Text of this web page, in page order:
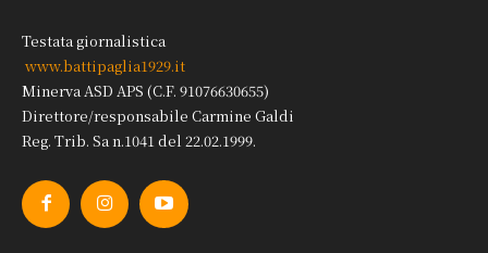
Testata giornalistica
www.battipaglia1929.it
Minerva ASD APS (C.F. 91076630655)
Direttore/responsabile Carmine Galdi
Reg. Trib. Sa n.1041 del 22.02.1999.